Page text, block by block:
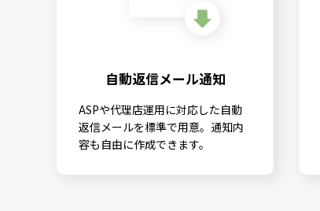
自動返信メール通知
ASPや代理店運用に対応した自動
返信メールを標準で用意。通知内
容も自由に作成できます。